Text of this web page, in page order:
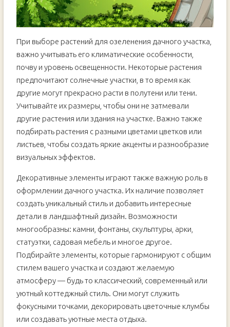
При выборе растений для озеленения дачного участка,
важно учитывать его климатические особенности,
почву и уровень освещенности. Некоторые растения
предпочитают солнечные участки, в то время как
другие могут прекрасно расти в полутени или тени.
Учитывайте их размеры, чтобы они не затмевали
другие растения или здания на участке. Важно также
подбирать растения с разными цветами цветков или
листьев, чтобы создать яркие акценты и разнообразие
визуальных эффектов.
Декоративные элементы играют также важную роль в
оформлении дачного участка. Их наличие позволяет
создать уникальный стиль и добавить интересные
детали в ландшафтный дизайн. Возможности
многообразны: камни, фонтаны, скульптуры, арки,
статуэтки, садовая мебель и многое другое.
Подбирайте элементы, которые гармонируют с общим
стилем вашего участка и создают желаемую
атмосферу — будь то классический, современный или
уютный коттеджный стиль. Они могут служить
фокусными точками, декорировать цветочные клумбы
или создавать уютные места отдыха.